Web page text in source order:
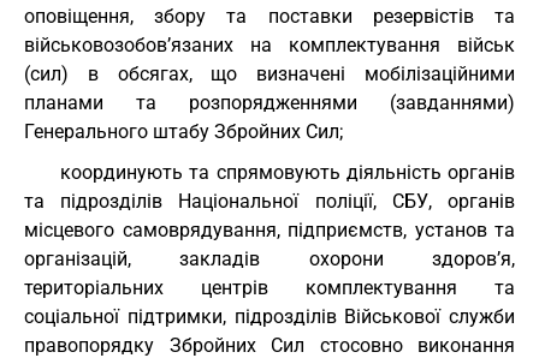
оповіщення, збору та поставки резервістів та
військовозобов’язаних на комплектування військ
(сил) в обсягах, що визначені мобілізаційними
планами та розпорядженнями (завданнями)
Генерального штабу Збройних Сил;
координують та спрямовують діяльність органів
та підрозділів Національної поліції, СБУ, органів
місцевого самоврядування, підприємств, установ та
організацій, закладів охорони здоров’я,
територіальних центрів комплектування та
соціальної підтримки, підрозділів Військової служби
правопорядку Збройних Сил стосовно виконання